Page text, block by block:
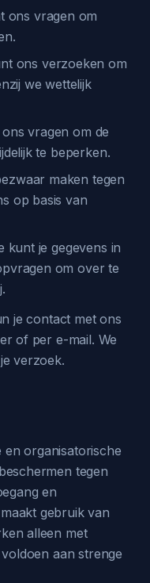
ons vragen om
ons verzoeken om
we wettelijk
vragen om de
te beperken.
maken tegen
op basis van
kunt je gegevens in
om over te
je contact met ons
of per e-mail. We
verzoek.
en organisatorische
tegen
en
gebruik van
alleen met
aan strenge